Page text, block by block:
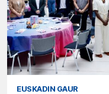
EUSKADIN GAUR